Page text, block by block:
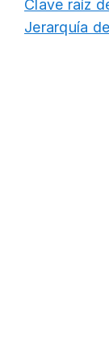
Clave raíz
Jerarquía